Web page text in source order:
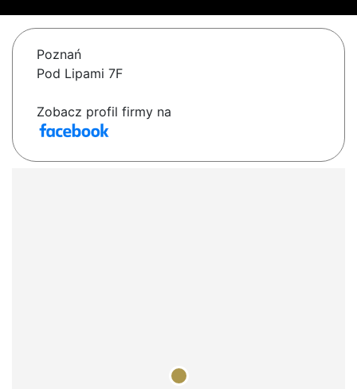
Poznań
Pod Lipami 7F
Zobacz profil firmy na